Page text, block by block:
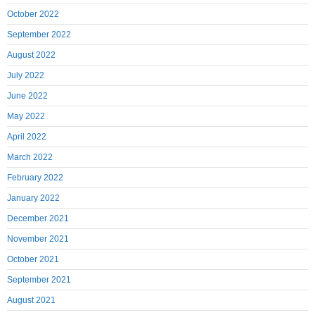
October 2022
September 2022
August 2022
July 2022
June 2022
May 2022
April 2022
March 2022
February 2022
January 2022
December 2021
November 2021
October 2021
September 2021
August 2021